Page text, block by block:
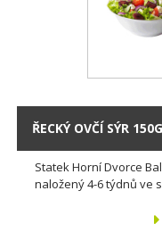
ŘECKÝ OVČÍ SÝR 150G
Statek Horní Dvorce
naložený 4-6 týdnů ve